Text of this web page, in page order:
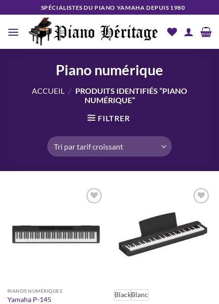
au
contenu
SPÉCIALISTES DU PIANO YAMAHA DEPUIS 1980
Piano numérique
ACCUEIL / PRODUITS IDENTIFIÉS “PIANO
NUMÉRIQUE”
FILTRER
PIANOS NUMÉRIQUES
Yamaha P-145
BlackBlanc